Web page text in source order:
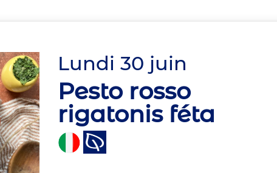
Lundi 30 juin
Pesto rosso
rigatonis féta